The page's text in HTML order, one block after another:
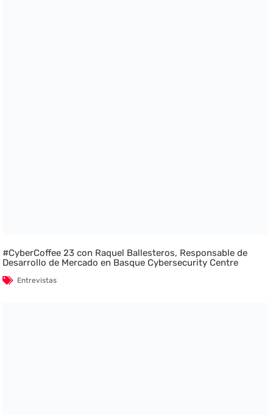
#CyberCoffee 23 con Raquel Ballesteros, Responsable de
Desarrollo de Mercado en Basque Cybersecurity Centre
Entrevistas